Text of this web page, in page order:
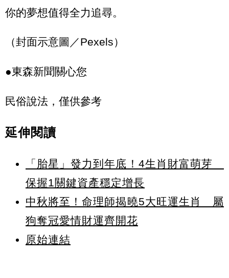
你的夢想值得全力追尋。
（封面示意圖／Pexels）
●東森新聞關心您
民俗說法，僅供參考
延伸閱讀
「胎星」發力到年底！4生肖財富萌芽
保握1關鍵資產穩定增長
中秋將至！命理師揭曉5大旺運生肖 屬
狗奪冠愛情財運齊開花
原始連結